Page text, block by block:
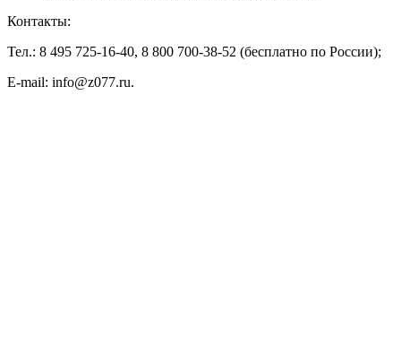
Контакты:
Тел.: 8 495 725-16-40, 8 800 700-38-52 (бесплатно по России);
E-mail: info@z077.ru.